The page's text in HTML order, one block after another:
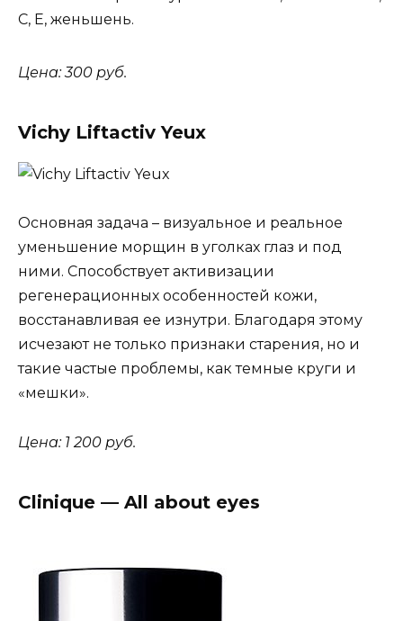
С, Е, женьшень.
Цена: 300 руб.
Vichy Liftactiv Yeux
Основная задача – визуальное и реальное
уменьшение морщин в уголках глаз и под
ними. Способствует активизации
регенерационных особенностей кожи,
восстанавливая ее изнутри. Благодаря этому
исчезают не только признаки старения, но и
такие частые проблемы, как темные круги и
«мешки».
Цена: 1 200 руб.
Clinique — All about eyes